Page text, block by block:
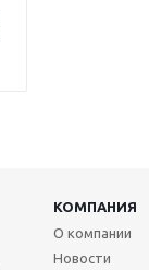
КОМПАНИЯ
О компании
Новости